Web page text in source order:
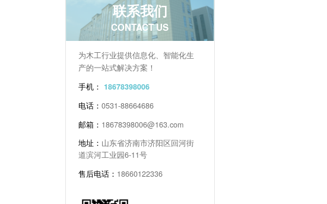
联系我们
CONTACT US
为木工行业提供信息化、智能化生
产的一站式解决方案！
手机： 18678398006
电话：0531-88664686
邮箱： 18678398006@163.com
地址： 山东省济南市济阳区回河街
道滨河工业园6-11号
售后电话： 18660122336